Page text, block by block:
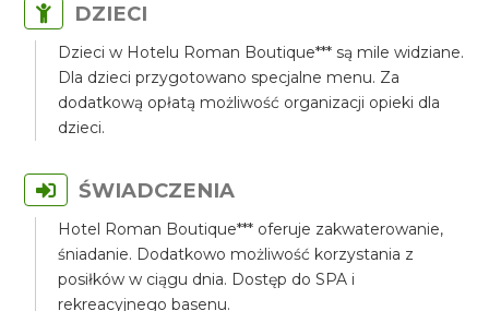
DZIECI
Dzieci w Hotelu Roman Boutique*** są mile widziane.
Dla dzieci przygotowano specjalne menu. Za
dodatkową opłatą możliwość organizacji opieki dla
dzieci.
ŚWIADCZENIA
Hotel Roman Boutique*** oferuje zakwaterowanie,
śniadanie. Dodatkowo możliwość korzystania z
posiłków w ciągu dnia. Dostęp do SPA i
rekreacyjnego basenu.